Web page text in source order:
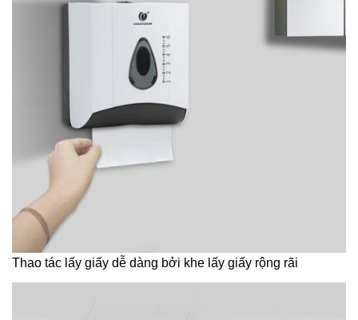
Thao tác lấy giấy dễ dàng bởi khe lấy giấy rộng rãi